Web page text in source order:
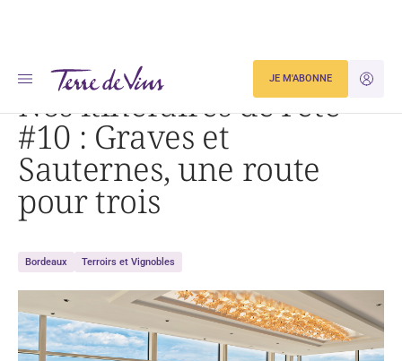
JE
JE M'ABONNE
Accueil Nos itinéraires de l’été #10 : Graves et Sauternes, une route pour trois
Nos itinéraires de l’été
#10 : Graves et
Sauternes, une route
pour trois
Bordeaux Terroirs et Vignobles